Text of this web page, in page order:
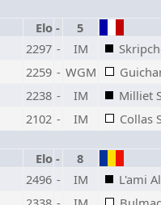
Elo -
5
2297 - IM
2259 - WGM
2238 - IM
Milliet
2102 - IM
Collas
Elo - 8
2496 - IM
L'ami